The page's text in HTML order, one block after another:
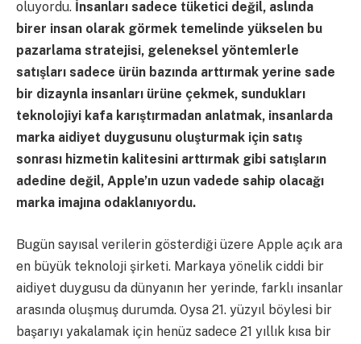
oluyordu. İnsanları sadece tüketici değil, aslında
birer insan olarak görmek temelinde yükselen bu
pazarlama stratejisi, geleneksel yöntemlerle
satışları sadece ürün bazında arttırmak yerine sade
bir dizaynla insanları ürüne çekmek, sundukları
teknolojiyi kafa karıştırmadan anlatmak, insanlarda
marka aidiyet duygusunu oluşturmak için satış
sonrası hizmetin kalitesini arttırmak gibi satışların
adedine değil, Apple’ın uzun vadede sahip olacağı
marka imajına odaklanıyordu.
Bugün sayısal verilerin gösterdiği üzere Apple açık ara
en büyük teknoloji şirketi. Markaya yönelik ciddi bir
aidiyet duygusu da dünyanın her yerinde, farklı insanlar
arasında oluşmuş durumda. Oysa 21. yüzyıl böylesi bir
başarıyı yakalamak için henüz sadece 21 yıllık kısa bir